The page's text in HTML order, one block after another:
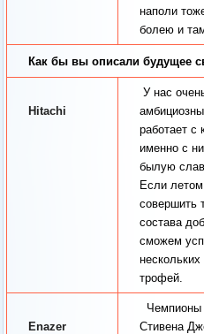
наполи
болею и
Как бы вы описали будущее
Hitachi
У нас
работает с
именно с
былую
Если
совершить
состава
сможем
трофей.
Enazer
Чемпионы
Стивена